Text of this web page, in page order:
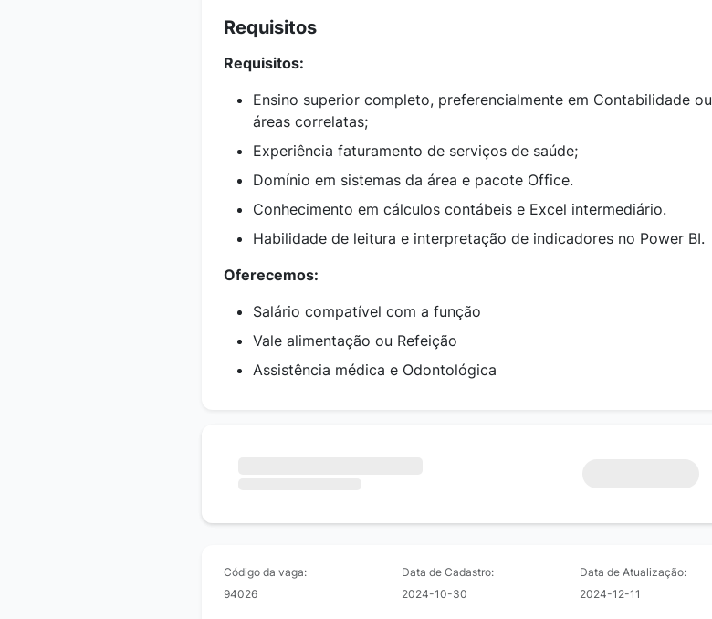
Requisitos
Requisitos:
Ensino superior completo, preferencialmente em Contabilidade ou
áreas correlatas;
Experiência faturamento de serviços de saúde;
Domínio em sistemas da área e pacote Office.
Conhecimento em cálculos contábeis e Excel intermediário.
Habilidade de leitura e interpretação de indicadores no Power BI.
Oferecemos:
Salário compatível com a função
Vale alimentação ou Refeição
Assistência médica e Odontológica
Código da vaga:
94026
Data de Cadastro:
2024-10-30
Data de Atualização:
2024-12-11